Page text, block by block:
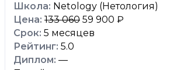
Netology (Нетология)
133 060 59 900 ₽
5 месяцев
5.0
—